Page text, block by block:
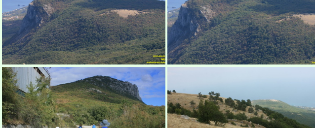
Вид на Парагильмен Вид на Парагильмен